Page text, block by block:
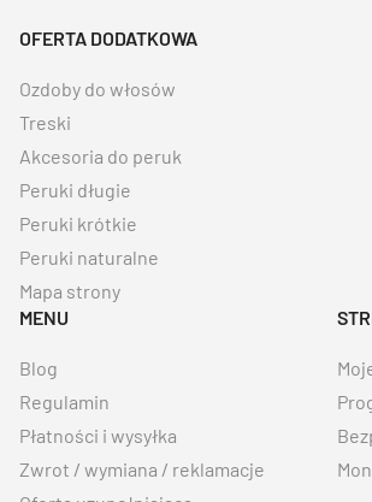
OFERTA DODATKOWA
Ozdoby do włosów
Treski
Akcesoria do peruk
Peruki długie
Peruki krótkie
Peruki naturalne
Mapa strony
MENU
Blog
Regulamin
Płatności i wysyłka
Zwrot / wymiana / reklamacje